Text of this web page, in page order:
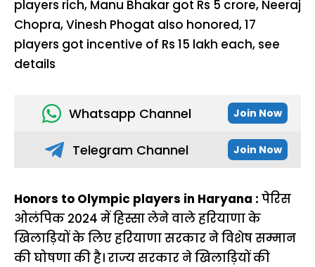
Whatsapp Channel Join Now
Telegram Channel Join Now
Honors to Olympic players in Haryana : पेरिस
ओलंपिक 2024 में हिस्सा लेने वाले हरियाणा के
खिलाड़ियों के लिए हरियाणा सरकार ने विशेष सम्मान
की घोषणा की है। राज्य सरकार ने खिलाड़ियों की